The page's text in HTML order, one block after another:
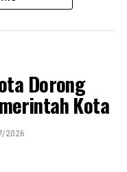
dengan
pada ketentuan
Tahun 2025.
kegiatan
persetujuan bersama
nota kesepakatan,
Dorong
Kota
2026